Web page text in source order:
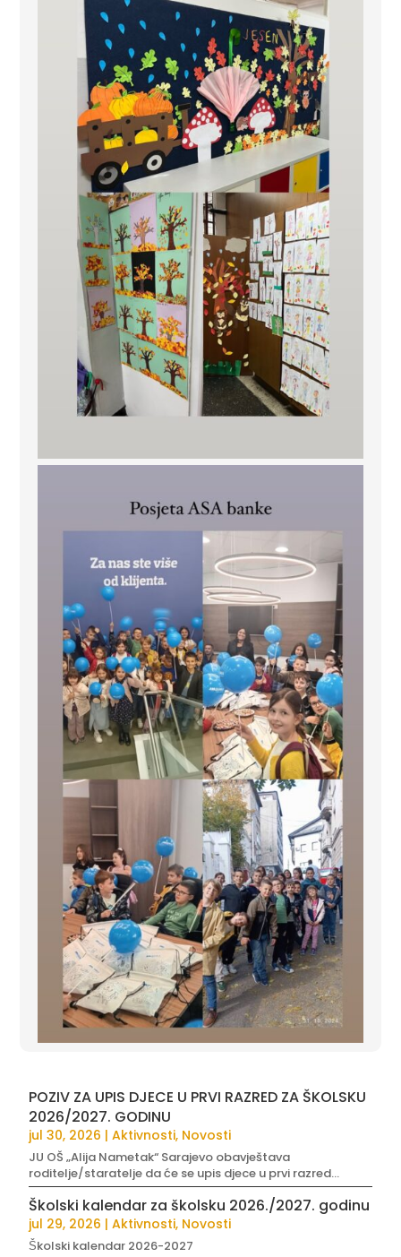
POZIV ZA UPIS DJECE U PRVI RAZRED ZA ŠKOLSKU
2026/2027. GODINU
jul 30, 2026 |Aktivnosti, Novosti
JU OŠ „Alija Nametak“ Sarajevo obavještava
roditelje/staratelje da će se upis djece u prvi razred...
Školski kalendar za školsku 2026./2027. godinu
jul 29, 2026 |Aktivnosti, Novosti
Školski kalendar 2026-2027